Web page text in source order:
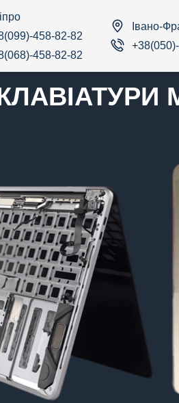
458-82-82
458-82-82
Івано-